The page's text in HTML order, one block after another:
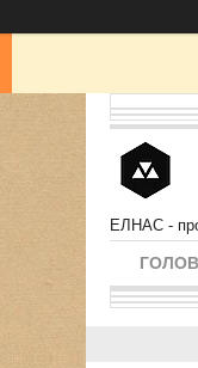
ЕЛНАС -